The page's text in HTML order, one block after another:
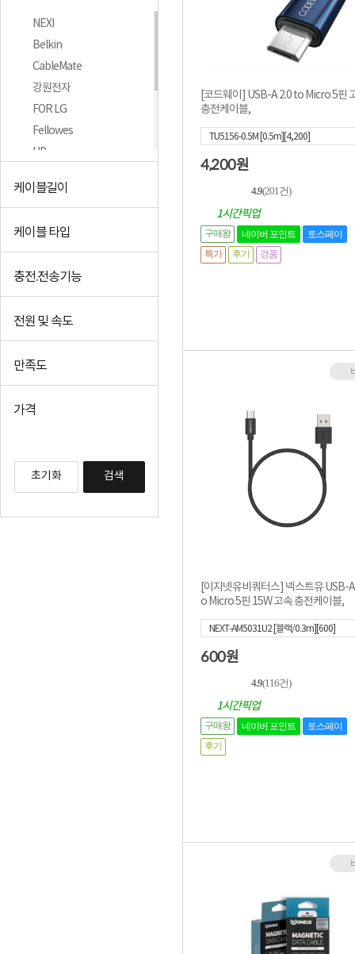
NEXI
Belkin
CableMate
강원전자
FOR LG
Fellowes
HP
LG모바일
케이블길이
케이블 타입
충전.전송기능
전원 및 속도
만족도
가격
초기화 검색
[코드웨이] USB-A 2.0 to Micro 5핀
충전케이블,
TU5156-0.5M [0.5m][4,200]
4,200원
4.9(201건)
1시간픽업
네이버 포인트 토스페이
구매왕
특가
후기 경품
[이지넷유비쿼터스] 넥스트유 USB-
o Micro 5핀 15W 고속 충전케이블,
NEXT-AM5031U2 [블랙/0.3m][600]
600원
4.9(116건)
1시간픽업
네이버 포인트 토스페이
구매왕
후기